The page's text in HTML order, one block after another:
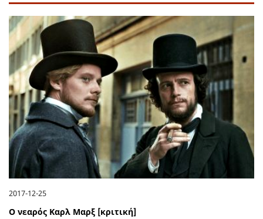
2017-12-25
Ο νεαρός Καρλ Μαρξ [κριτική]